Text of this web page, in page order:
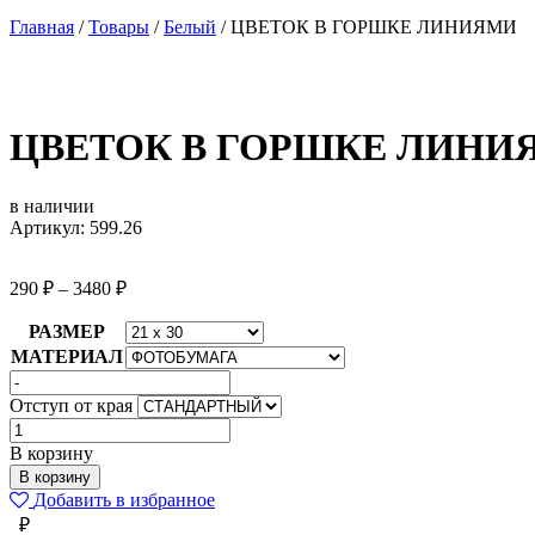
Главная /Товары /Белый /ЦВЕТОК В ГОРШКЕ ЛИНИЯМИ
ЦВЕТОК В ГОРШКЕ
в наличии
Артикул: 599.26
290 ₽ – 3480 ₽
РАЗМЕР
МАТЕРИАЛ
Отступ от края
Количество
товара
ЦВЕТОК
В
ГОРШКЕ
В корзину
В корзину
Добавить в избранное
₽